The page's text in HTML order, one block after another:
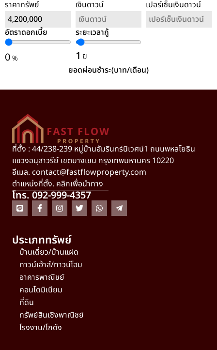
ราคาทรัพย์ เงินดาวน์ เปอร์เซ็นเงินดาวน์
อัตราดอกเบี้ย
0%
ระยะเวลากู้
1 ปี
ยอดผ่อนชำระ(บาท/เดือน)
ที่ตั้ง : 44/238-239 หมู่บ้านอัมรินทร์นิเวศน์1 ถนนพหลโยธิน
แขวงอนุสาวรีย์ เขตบางเขน กรุงเทพมหานคร 10220
อีเมล. contact@fastflowproperty.com
ตำแหน่งที่ตั้ง. คลิกเพื่อนำทาง
โทร. 092-999-4357
ประเภททรัพย์
บ้านเดี่ยว/บ้านแฝด
ทาวน์เฮ้าส์/ทาวน์โฮม
อาคารพาณิชย์
คอนโดมิเนียม
ที่ดิน
ทรัพย์สินเชิงพาณิชย์
โรงงาน/โกดัง